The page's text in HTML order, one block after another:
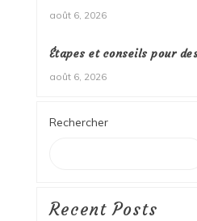
août 6, 2026
Étapes et conseils pour
août 6, 2026
Rechercher
Recent Posts